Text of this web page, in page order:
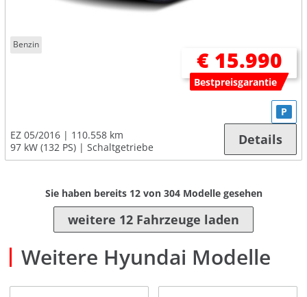
Benzin
€ 15.990
Bestpreisgarantie
EZ 05/2016
110.558 km
97 kW (132 PS)
Schaltgetriebe
P
Details
Sie haben bereits 12von 304Modelle gesehen
weitere 12 Fahrzeuge laden
Weitere Hyundai Modelle